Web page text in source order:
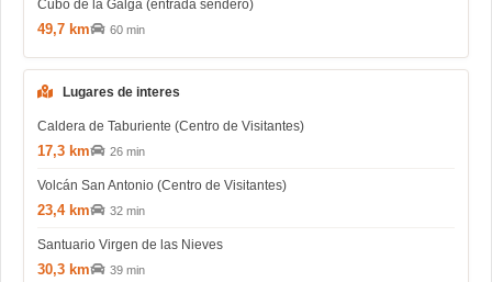
Cubo de la Galga (entrada sendero)
49,7 km 60 min
Lugares de interes
Caldera de Taburiente (Centro de Visitantes)
17,3 km 26 min
Volcán San Antonio (Centro de Visitantes)
23,4 km 32 min
Santuario Virgen de las Nieves
30,3 km 39 min